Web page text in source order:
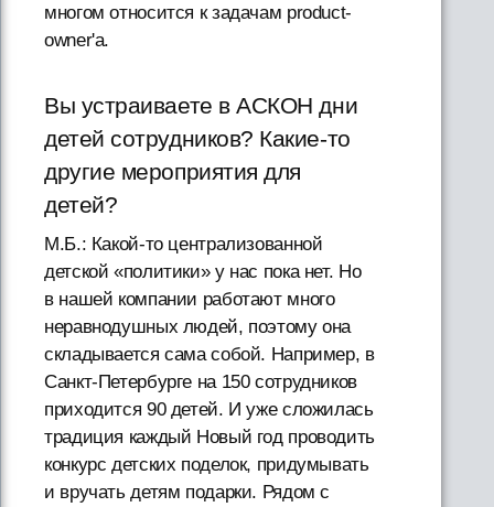
многом относится к задачам product-
owner'а.
Вы устраиваете в АСКОН дни
детей сотрудников? Какие-то
другие мероприятия для
детей?
М.Б.: Какой-то централизованной
детской «политики» у нас пока нет. Но
в нашей компании работают много
неравнодушных людей, поэтому она
складывается сама собой. Например, в
Санкт-Петербурге на 150 сотрудников
приходится 90 детей. И уже сложилась
традиция каждый Новый год проводить
конкурс детских поделок, придумывать
и вручать детям подарки. Рядом с